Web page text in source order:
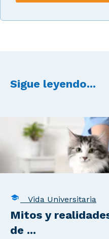
Sigue leyendo...
Vida Universitaria
Mitos y
de ...